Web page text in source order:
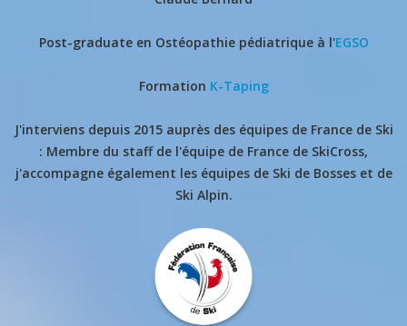
Post-graduate en Ostéopathie pédiatrique à l'EGSO
Formation K-Taping
J'interviens depuis 2015 auprès des équipes de France de Ski
: Membre du staff de l'équipe de France de SkiCross,
j'accompagne également les équipes de Ski de Bosses et de
Ski Alpin.